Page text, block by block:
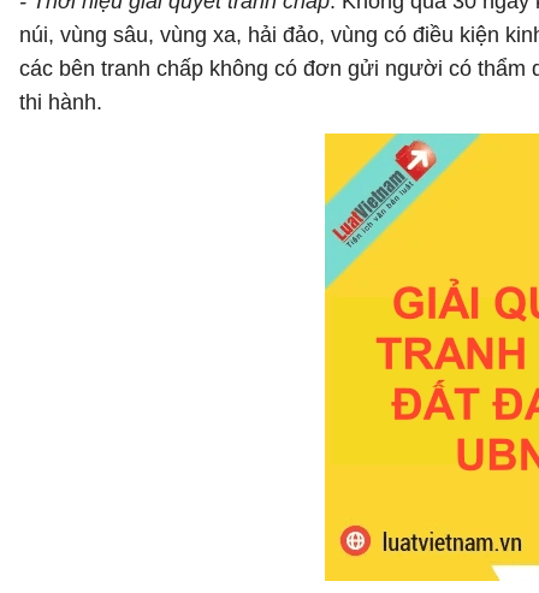
núi, vùng sâu, vùng xa, hải đảo, vùng có điều kiện
các bên tranh chấp không có đơn gửi người có thẩm
thi hành.